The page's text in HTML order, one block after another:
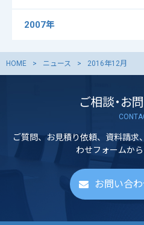
2007年
HOME ニュース 2016年12月
ご相談・お
ご質問、お見積り依頼、資料請
わせフォームか
お問い合